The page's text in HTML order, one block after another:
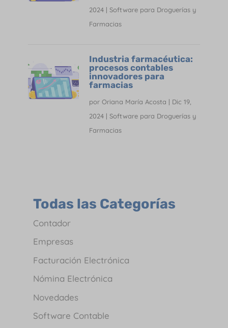
2024| Software para Droguerías y
Farmacias
Industria farmacéutica:
procesos contables
innovadores para
farmacias
por Oriana María Acosta | Dic 19,
2024| Software para Droguerías y
Farmacias
Todas las Categorías
Contador
Empresas
Facturación Electrónica
Nómina Electrónica
Novedades
Software Contable